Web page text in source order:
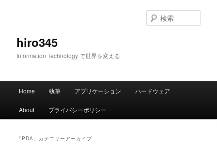
hiro345
Information Technology で世界を変える
索
メ
Home 執筆 アプリケーション ハードウェア
About プライバシーポリシー
「 PDA 」カテゴリーアーカイブ